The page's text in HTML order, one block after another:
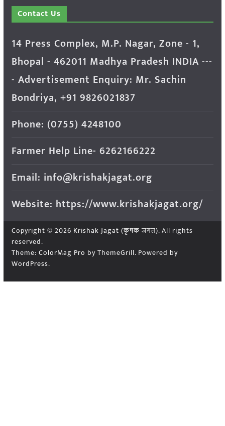
Contact Us
14 Press Complex, M.P. Nagar, Zone - 1,
Bhopal - 462011 Madhya Pradesh INDIA ---
- Advertisement Enquiry: Mr. Sachin
Bondriya, +91 9826021837
Phone: (0755) 4248100
Farmer Help Line- 6262166222
Email: info@krishakjagat.org
Website: https://www.krishakjagat.org/
Copyright © 2026 Krishak Jagat (कृषक जगत). All rights
reserved.
Theme: ColorMag Pro by ThemeGrill. Powered by
WordPress.